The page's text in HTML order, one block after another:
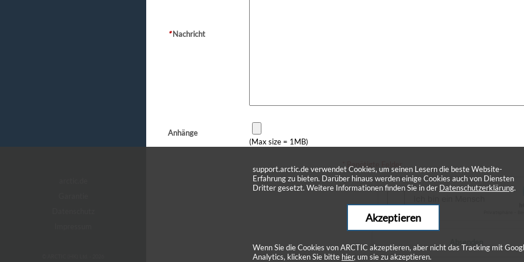
*Nachricht
Anhänge
(Max size = 1MB)
* Benötigte Felder
support.arctic.de verwendet Cookies, um seinen Lesern die beste Website-
Erfahrung zu bieten. Darüber hinaus werden einige Cookies auch von Diensten
Dritter gesetzt. Weitere Informationen finden Sie in der Datenschutzerklärung.
Akzeptieren
Wenn Sie die Cookies von ARCTIC akzeptieren, aber nicht das Tracking mit
Analytics, klicken Sie bitte hier, um sie zu akzeptieren.